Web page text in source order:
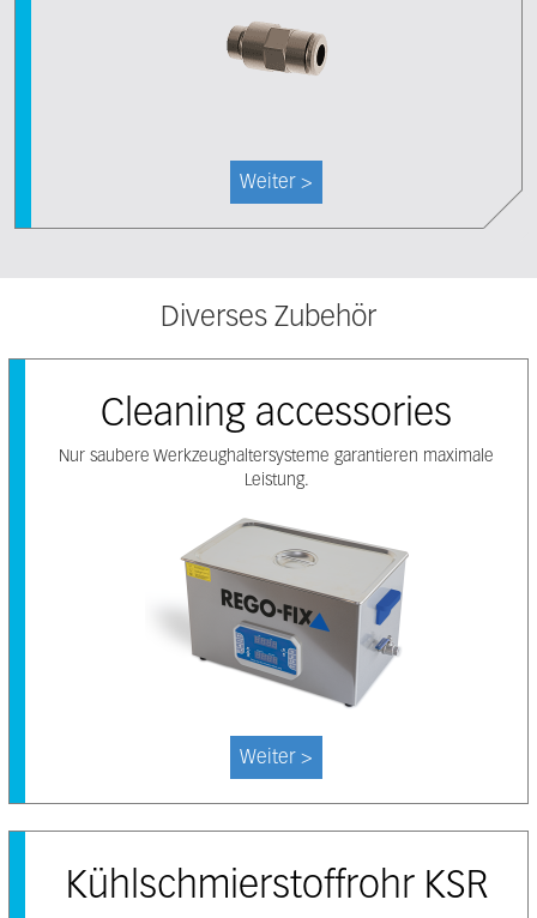
Weiter >
Diverses Zubehör
Cleaning accessories
Nur saubere Werkzeughaltersysteme garantieren maximale
Leistung.
Weiter >
Kühlschmierstoffrohr KSR